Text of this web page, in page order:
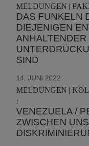
MELDUNGEN |
DAS FUNKELN
DIEJENIGEN
SIND
14. JUNI 2022
MELDUNGEN |
:
VENEZUELA /
ZWISCHEN